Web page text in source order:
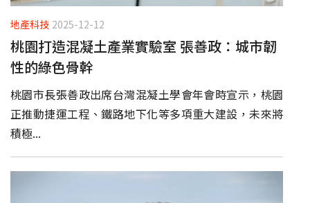
地產科技 2025-12-12
桃園打造混凝土產業實驗室 張善政：城市韌
性的綠色骨幹
桃園市長張善政出席台灣混凝土學會年會時宣示，桃園
正推動捷運工程、鐵路地下化等多項重大建設，未來將
積極...